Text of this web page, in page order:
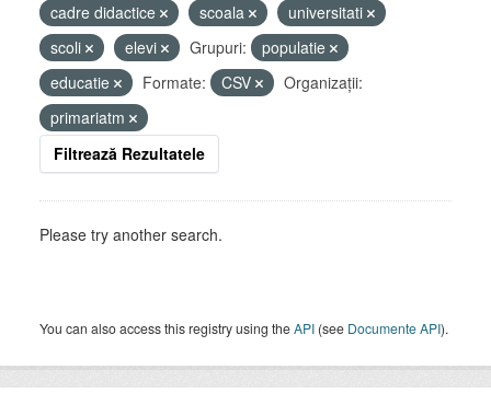
cadre didactice
scoala
universitati
scoli
elevi Grupuri:
populatie
educatie
Formate: CSV
Organizații:
primariatm
Filtrează Rezultatele
Please try another search.
You can also access this registry using theAPI (see Documente API).